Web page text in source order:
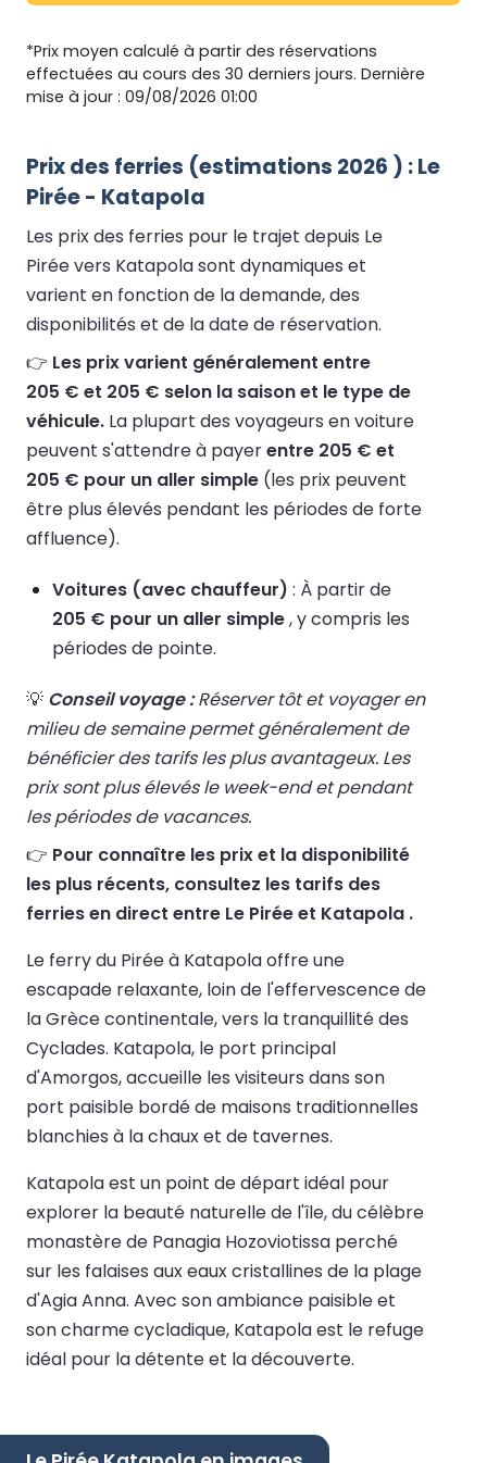
*Prix moyen calculé à partir des réservations
effectuées au cours des 30 derniers jours. Dernière
mise à jour : 09/08/2026 01:00
Prix des ferries (estimations 2026 ) : Le
Pirée - Katapola
Les prix des ferries pour le trajet depuis Le
Pirée vers Katapola sont dynamiques et
varient en fonction de la demande, des
disponibilités et de la date de réservation.
👉 Les prix varient généralement entre
205 € et 205 € selon la saison et le type de
véhicule. La plupart des voyageurs en voiture
peuvent s'attendre à payerentre 205 € et
205 € pour un aller simple (les prix peuvent
être plus élevés pendant les périodes de forte
affluence).
Voitures (avec chauffeur) : À partir de
205 € pour un aller simple, y compris les
périodes de pointe.
💡 Conseil voyage :Réserver tôt et voyager en
milieu de semaine permet généralement de
bénéficier des tarifs les plus avantageux. Les
prix sont plus élevés le week-end et pendant
les périodes de vacances.
👉 Pour connaître les prix et la disponibilité
les plus récents, consultez les tarifs des
ferries en direct entre Le Pirée et Katapola .
Le ferry du Pirée à Katapola offre une
escapade relaxante, loin de l'effervescence de
la Grèce continentale, vers la tranquillité des
Cyclades. Katapola, le port principal
d'Amorgos, accueille les visiteurs dans son
port paisible bordé de maisons traditionnelles
blanchies à la chaux et de tavernes.
Katapola est un point de départ idéal pour
explorer la beauté naturelle de l'île, du célèbre
monastère de Panagia Hozoviotissa perché
sur les falaises aux eaux cristallines de la plage
d'Agia Anna. Avec son ambiance paisible et
son charme cycladique, Katapola est le refuge
idéal pour la détente et la découverte.